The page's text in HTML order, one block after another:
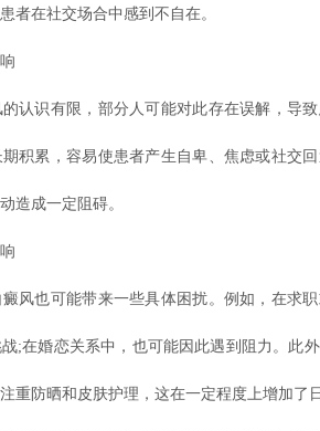
者在社交场合中感到不自在。
识有限，部分人可能对此存在误解，导致
积累，容易使患者产生自卑、焦虑或社交
造成一定阻碍。
也可能带来一些具体困扰。例如，在求职
;在婚恋关系中，也可能因此遇到阻力。此
重防晒和皮肤护理，这在一定程度上增加了